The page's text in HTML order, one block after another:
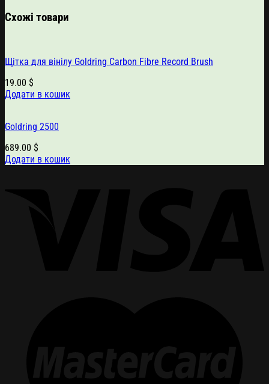
Схожі товари
Щітка для вінілу Goldring Carbon Fibre Record Brush
19.00 $
Додати в кошик
Goldring 2500
689.00 $
Додати в кошик